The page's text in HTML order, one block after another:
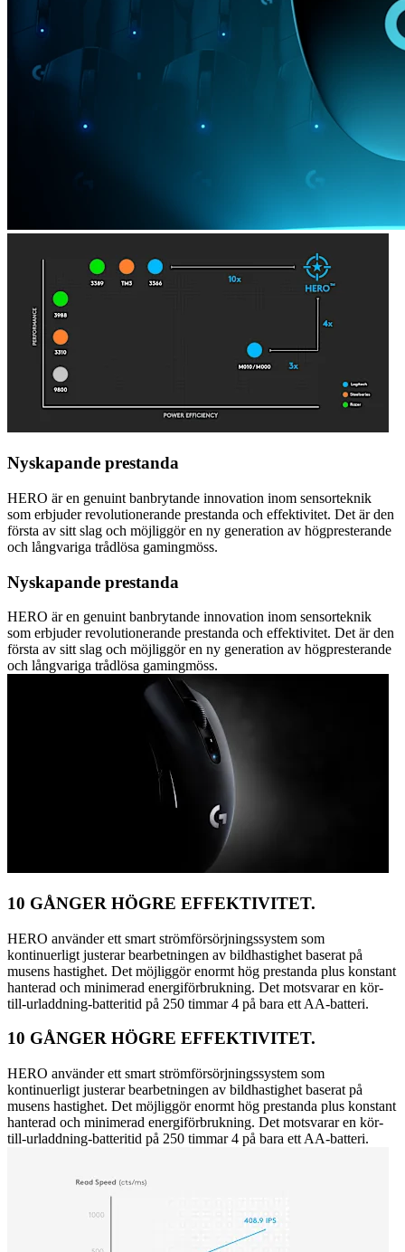
Nyskapande prestanda
HERO är en genuint banbrytande innovation inom sensorteknik
som erbjuder revolutionerande prestanda och effektivitet. Det är den
första av sitt slag och möjliggör en ny generation av högpresterande
och långvariga trådlösa gamingmöss.
Nyskapande prestanda
HERO är en genuint banbrytande innovation inom sensorteknik
som erbjuder revolutionerande prestanda och effektivitet. Det är den
första av sitt slag och möjliggör en ny generation av högpresterande
och långvariga trådlösa gamingmöss.
10 GÅNGER HÖGRE EFFEKTIVITET.
HERO använder ett smart strömförsörjningssystem som
kontinuerligt justerar bearbetningen av bildhastighet baserat på
musens hastighet. Det möjliggör enormt hög prestanda plus konstant
hanterad och minimerad energiförbrukning. Det motsvarar en kör-
till-urladdning-batteritid på 250 timmar 4 på bara ett AA-batteri.
10 GÅNGER HÖGRE EFFEKTIVITET.
HERO använder ett smart strömförsörjningssystem som
kontinuerligt justerar bearbetningen av bildhastighet baserat på
musens hastighet. Det möjliggör enormt hög prestanda plus konstant
hanterad och minimerad energiförbrukning. Det motsvarar en kör-
till-urladdning-batteritid på 250 timmar 4 på bara ett AA-batteri.